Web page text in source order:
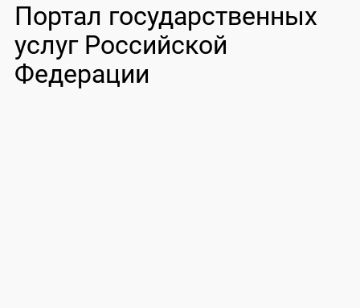
Портал государственных
услуг Российской
Федерации